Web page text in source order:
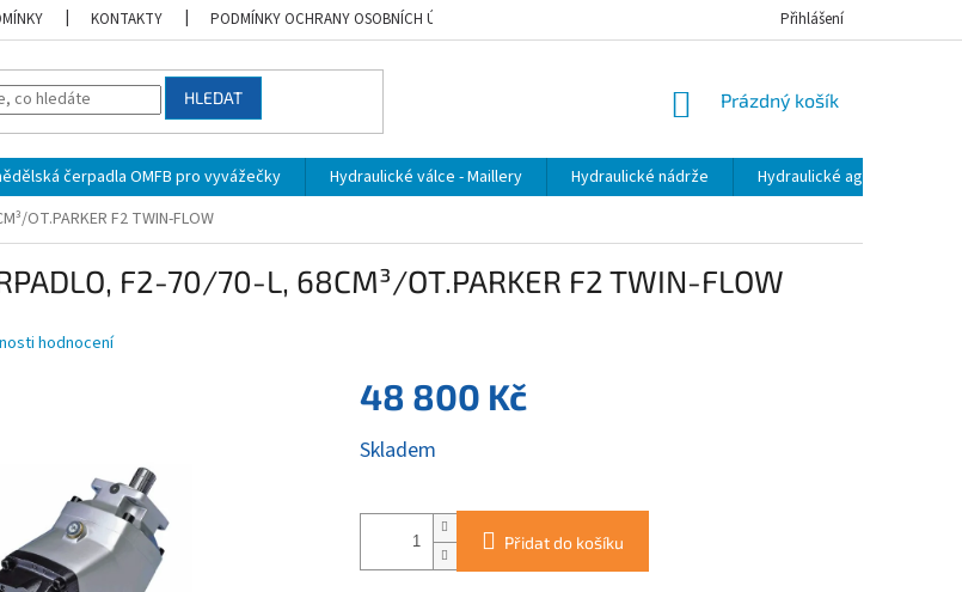
KONTAKTY PODMÍNKY OCHRANY OSOBNÍCH ÚDAJŮ Přihlášení
HLEDAT
NÁKUPNÍ
Prázdný košík
čerpadla OMFB pro vyvážečky Hydraulické válce - Maillery Hydraulické nádrže Hydraulické agregáty
OT.PARKER F2 TWIN-FLOW
F2-70/70-L, 68CM³/OT.PARKER F2 TWIN-FLOW
hodnocení
48 800 Kč
Měrná
cena:
Skladem
Přidat do košíku